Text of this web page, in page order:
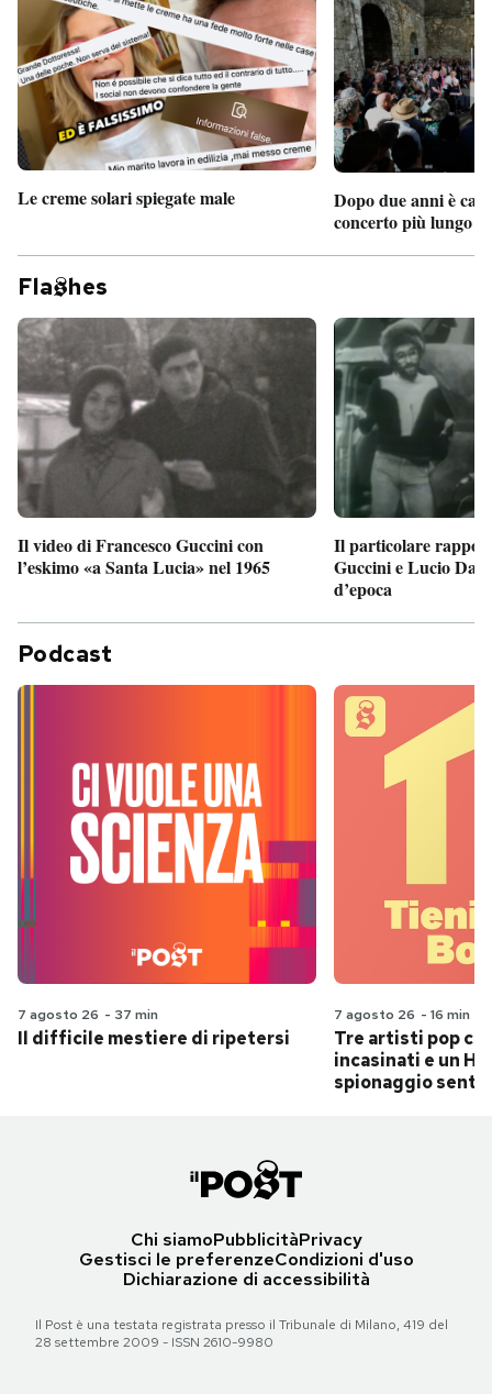
Le creme solari spiegate male
Dopo due anni è
concerto più lungo
Fla hes
Il video di Francesco Guccini con
l’eskimo «a Santa Lucia» nel 1965
Il particolare
Guccini e Lucio
d’epoca
Podcast
7 agosto 26 - 37 min
Il difficile mestiere di ripetersi
7 agosto 26 - 16 min
Tre artisti pop
incasinati e un
spionaggio
Chi siamoPubblicitàPrivacy
Gestisci le preferenzeCondizioni d'uso
Dichiarazione di accessibilità
Il Post è una testata registrata presso il Tribunale di Milano, 419 del
28 settembre 2009 - ISSN 2610-9980